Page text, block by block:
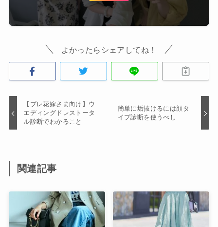
よかったらシェアしてね！
【プレ花嫁さま向け】ウ
エディングドレストータ
ル診断でわかること
簡単に垢抜けるには顔タ
イプ診断を使うべし
関連記事